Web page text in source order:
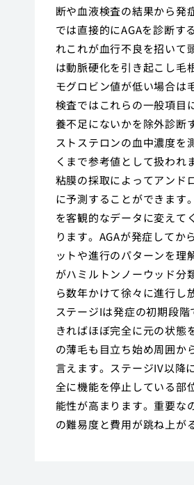
断や血液検査の結果から発
では直接的にAGAを診断す
れこれが血行不良を招いて
は動脈硬化を引き起こし毛
モグロビン値が低い場合は
検査ではこれらの一般項目
養不足にないかを除外診断
ストステロンの血中濃度を
くまで参考値として扱わ
粘膜の採取によってアンド
に予測することができます
を客観的なデータに変えて
ります。AGAが発症して
ットや進行のパターンを理
がハミルトンノーウッド分
ら数年かけて徐々に進行し
ステージIは発症の初期段
きればほぼ完全に元の状態
の薄毛も目立ち始め周囲か
言えます。ステージIV以降
全に機能を停止している部
能性が高まります。重要な
の難易度と費用が跳ね上が